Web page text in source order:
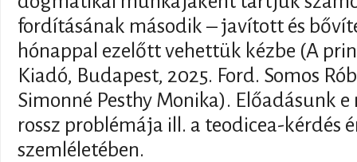
fordításának második – javított és
hónappal ezelőtt vehettük kézbe (A
Kiadó, Budapest, 2025. Ford. Somos
Simonné Pesthy Monika). Előadásunk
rossz problémája ill. a teodicea-kérdés
szemléletében.